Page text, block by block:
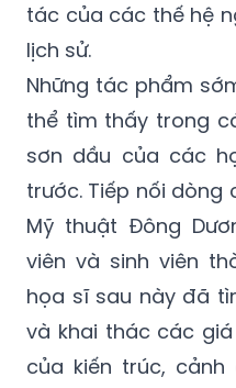
tác của các thế hệ
lịch sử.
Những tác phẩm
thể tìm thấy trong
sơn dầu của các
trước. Tiếp nối dòng
Mỹ thuật Đông
viên và sinh viên
họa sĩ sau này đã
và khai thác các
của kiến trúc,